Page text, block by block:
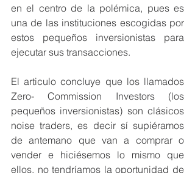
en el centro de la polémica, pues es
una de las instituciones escogidas por
estos pequeños inversionistas para
ejecutar sus transacciones.
El articulo concluye que los llamados
Zero- Commission Investors (los
pequeños inversionistas) son clásicos
noise traders, es decir sí supiéramos
de antemano que van a comprar o
vender e hiciésemos lo mismo que
ellos, no tendríamos la oportunidad de